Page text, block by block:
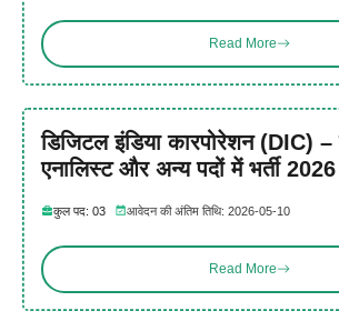
Read More
डिजिटल इंडिया कारपोरेशन (DIC) –
एनालिस्ट और अन्य पदों में भर्ती 2026
कुल पद: 03 आवेदन की अंतिम तिथि: 2026-05-10
Read More